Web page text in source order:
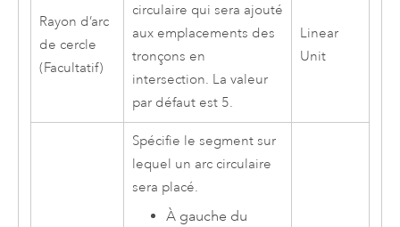
Rayon d’arc
de cercle
(Facultatif)
circulaire qui sera ajouté
aux emplacements des
tronçons en
intersection. La valeur
par défaut est 5.
Linear
Unit
Spécifie le segment sur
lequel un arc circulaire
sera placé.
À gauche du